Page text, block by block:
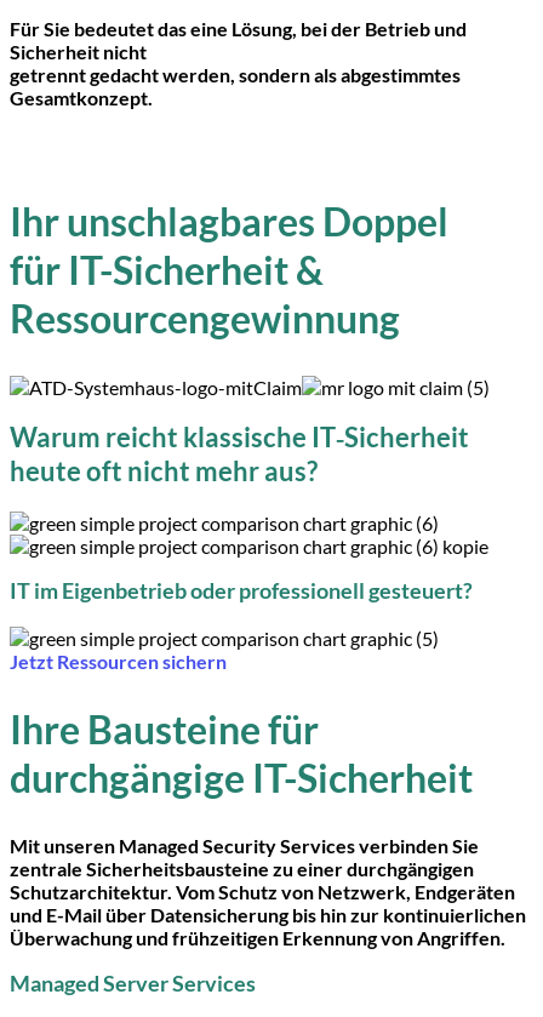
Für Sie bedeutet das eine Lösung, bei der Betrieb und
Sicherheit nicht
getrennt gedacht werden, sondern als abgestimmtes
Gesamtkonzept.
Ihr unschlagbares Doppel
für IT-Sicherheit &
Ressourcengewinnung
Warum reicht klassische IT‑Sicherheit
heute oft nicht mehr aus?
IT im Eigenbetrieb oder professionell gesteuert?
Jetzt Ressourcen sichern
Ihre Bausteine für
durchgängige IT-Sicherheit
Mit unseren Managed Security Services verbinden Sie
zentrale Sicherheitsbausteine zu einer durchgängigen
Schutzarchitektur. Vom Schutz von Netzwerk, Endgeräten
und E-Mail über Datensicherung bis hin zur kontinuierlichen
Überwachung und frühzeitigen Erkennung von Angriffen.
Managed Server Services